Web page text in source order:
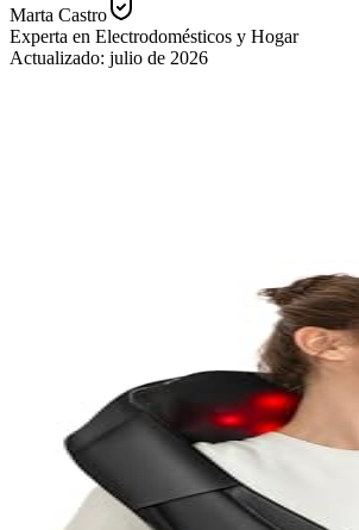
Marta Castro
Experta en Electrodomésticos y Hogar
Actualizado: julio de 2026